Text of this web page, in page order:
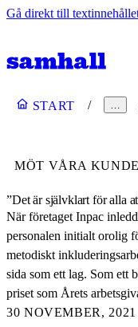
Gå direkt till
START …
MÖT VÅRA
”Det är självklart för alla
När företaget Inpac
personalen initialt orolig
metodiskt
sida som ett lag. Som ett
priset som Årets
30 NOVEMBER, 2021